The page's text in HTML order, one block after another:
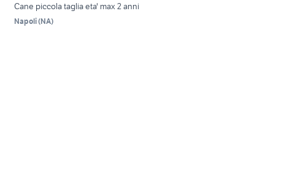
Cane piccola taglia eta' max 2 anni
Napoli(NA)